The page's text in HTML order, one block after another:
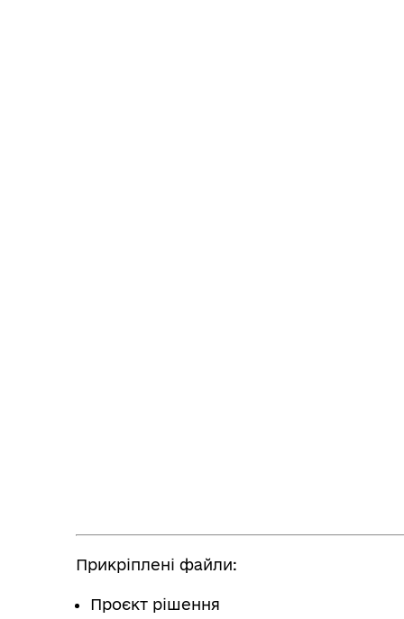
Прикріплені файли:
Проєкт рішення